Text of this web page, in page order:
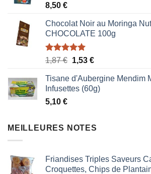
8,50 €
Chocolat Noir au Moringa
CHOCOLATE 100g
Note5.00
1,87€ Le
initial
était :
1,53 €Le
actuel
est :
Tisane d'Aubergine Mendim
Infusettes (60g)
5,10 €
MEILLEURES NOTES
Friandises Triples Saveurs
Croquettes, Chips de